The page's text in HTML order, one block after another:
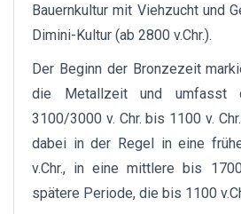
Bauernkultur mit Viehzucht und
Dimini-Kultur (ab 2800 v.Chr.).
Der Beginn der Bronzezeit
die Metallzeit und umfasst
3100/3000 v. Chr. bis 1100 v.
dabei in der Regel in eine
v.Chr., in eine mittlere bis
spätere Periode, die bis 1100